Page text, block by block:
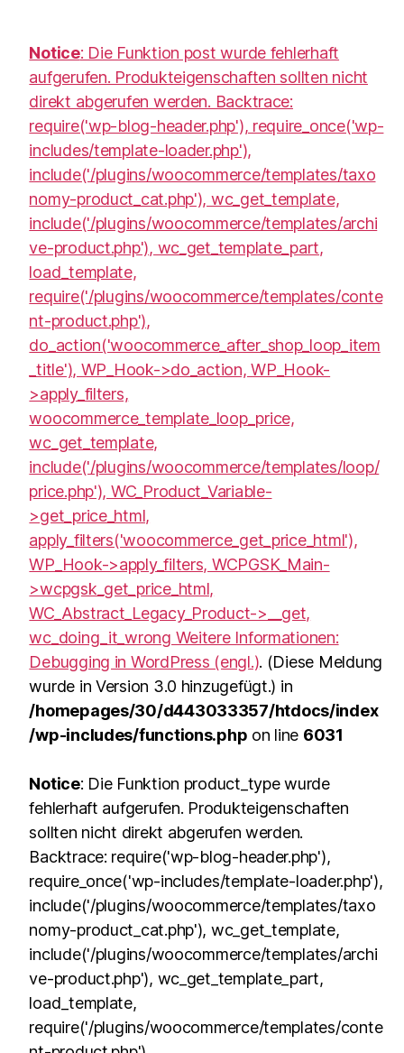
Notice: Die Funktion post wurde fehlerhaft
aufgerufen. Produkteigenschaften sollten nicht
direkt abgerufen werden. Backtrace:
require('wp-blog-header.php'), require_once('wp-
includes/template-loader.php'),
include('/plugins/woocommerce/templates/taxo
nomy-product_cat.php'), wc_get_template,
include('/plugins/woocommerce/templates/archi
ve-product.php'), wc_get_template_part,
load_template,
require('/plugins/woocommerce/templates/conte
nt-product.php'),
do_action('woocommerce_after_shop_loop_item
_title'), WP_Hook->do_action, WP_Hook-
>apply_filters,
woocommerce_template_loop_price,
wc_get_template,
include('/plugins/woocommerce/templates/loop/
price.php'), WC_Product_Variable-
>get_price_html,
apply_filters('woocommerce_get_price_html'),
WP_Hook->apply_filters, WCPGSK_Main-
>wcpgsk_get_price_html,
WC_Abstract_Legacy_Product->__get,
wc_doing_it_wrong Weitere Informationen:
Debugging in WordPress (engl.). (Diese Meldung
wurde in Version 3.0 hinzugefügt.) in
/homepages/30/d443033357/htdocs/index
/wp-includes/functions.php on line 6031
Notice: Die Funktion product_type wurde
fehlerhaft aufgerufen. Produkteigenschaften
sollten nicht direkt abgerufen werden.
Backtrace: require('wp-blog-header.php'),
require_once('wp-includes/template-loader.php'),
include('/plugins/woocommerce/templates/taxo
nomy-product_cat.php'), wc_get_template,
include('/plugins/woocommerce/templates/archi
ve-product.php'), wc_get_template_part,
load_template,
require('/plugins/woocommerce/templates/conte